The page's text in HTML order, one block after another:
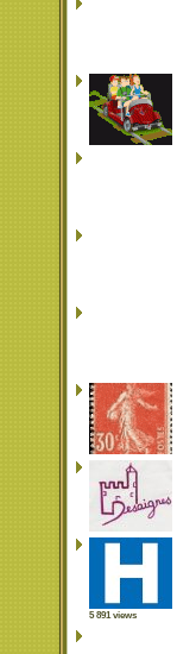
5 891 views